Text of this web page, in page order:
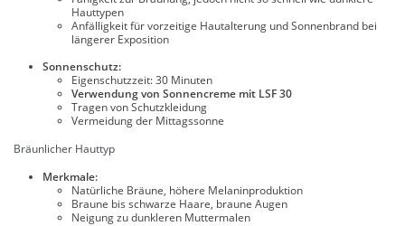
Hauttypen
Anfälligkeit für vorzeitige Hautalterung und Sonnenbrand bei
längerer Exposition
Sonnenschutz:
Eigenschutzzeit: 30 Minuten
Verwendung von Sonnencreme mit LSF 30
Tragen von Schutzkleidung
Vermeidung der Mittagssonne
Bräunlicher Hauttyp
Merkmale:
Natürliche Bräune, höhere Melaninproduktion
Braune bis schwarze Haare, braune Augen
Neigung zu dunkleren Muttermalen